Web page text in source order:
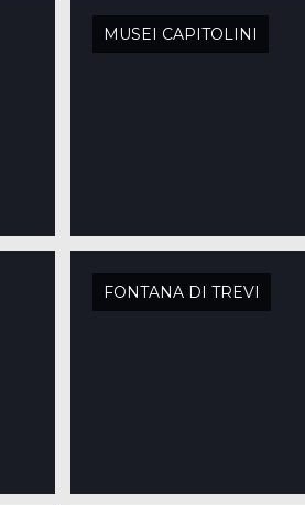
MUSEI CAPITOLINI
FONTANA DI TREVI